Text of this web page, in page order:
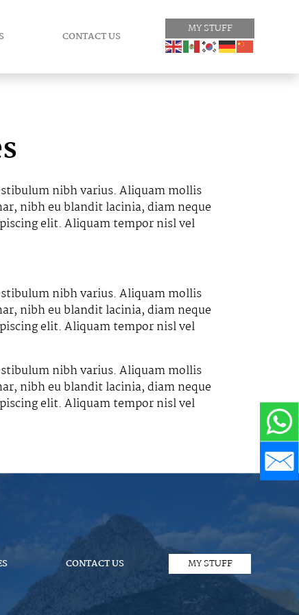
CONTACT US
MY STUFF
nibh varius. Aliquam mollis
nibh eu blandit lacinia, diam neque
elit. Aliquam tempor nisl vel
nibh varius. Aliquam mollis
nibh eu blandit lacinia, diam neque
elit. Aliquam tempor nisl vel
nibh varius. Aliquam mollis
nibh eu blandit lacinia, diam neque
elit. Aliquam tempor nisl vel
CONTACT US MY STUFF